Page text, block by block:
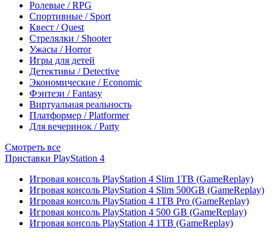
Ролевые / RPG
Спортивные / Sport
Квест / Quest
Стрелялки / Shooter
Ужасы / Horror
Игры для детей
Детективы / Detective
Экономические / Economic
Фэнтези / Fantasy
Виртуальная реальность
Платформер / Platformer
Для вечеринок / Party
Смотреть все
Приставки PlayStation 4
Игровая консоль PlayStation 4 Slim 1TB (GameReplay)
Игровая консоль PlayStation 4 Slim 500GB (GameReplay)
Игровая консоль PlayStation 4 1TB Pro (GameReplay)
Игровая консоль PlayStation 4 500 GB (GameReplay)
Игровая консоль PlayStation 4 1TB (GameReplay)